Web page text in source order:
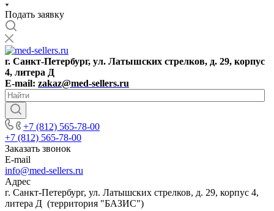
Подать заявку
г. Санкт-Петербург, ул. Латышских стрелков, д. 29, корпус
4, литера Д
E-mail: zakaz@med-sellers.ru
+7 (812) 565-78-00
+7 (812) 565-78-00
Заказать звонок
E-mail
info@med-sellers.ru
Адрес
г. Санкт-Петербург, ул. Латышских стрелков, д. 29, корпус 4,
литера Д (территория "БАЗИС")